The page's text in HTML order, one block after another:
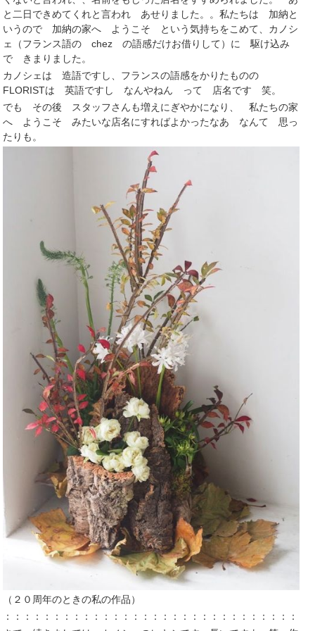
と二日できめてくれと言われ あせりました。。私たちは 加納と
いうので 加納の家へ ようこそ という気持ちをこめて、カノシ
ェ（フランス語の chez の語感だけお借りして）に 駆け込み
で きまりました。
カノシェは 造語ですし、フランスの語感をかりたものの
FLORISTは 英語ですし なんやねん って 店名です 笑。
でも その後 スタッフさんも増えにぎやかになり、 私たちの家
へ ようこそ みたいな店名にすればよかったなあ なんて 思っ
たりも。
（２０周年のときの私の作品）
：：：：：：：：：：：：：：：：：：：：：：：：：：：：：：：